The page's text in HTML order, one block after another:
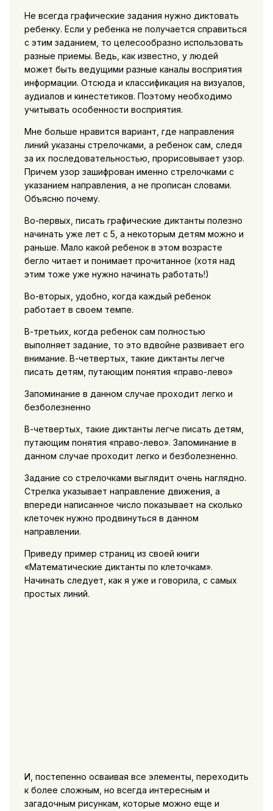
Не всегда графические задания нужно диктовать
ребенку. Если у ребенка не получается справиться
с этим заданием, то целесообразно использовать
разные приемы. Ведь, как известно, у людей
может быть ведущими разные каналы восприятия
информации. Отсюда и классификация на визуалов,
аудиалов и кинестетиков. Поэтому необходимо
учитывать особенности восприятия.
Мне больше нравится вариант, где направления
линий указаны стрелочками, а ребенок сам, следя
за их последовательностью, прорисовывает узор.
Причем узор зашифрован именно стрелочками с
указанием направления, а не прописан словами.
Объясню почему.
Во-первых, писать графические диктанты полезно
начинать уже лет с 5, а некоторым детям можно и
раньше. Мало какой ребенок в этом возрасте
бегло читает и понимает прочитанное (хотя над
этим тоже уже нужно начинать работать!)
Во-вторых, удобно, когда каждый ребенок
работает в своем темпе.
В-третьих, когда ребенок сам полностью
выполняет задание, то это вдвойне развивает его
внимание. В-четвертых, такие диктанты легче
писать детям, путающим понятия «право-лево»
Запоминание в данном случае проходит легко и
безболезненно
В-четвертых, такие диктанты легче писать детям,
путающим понятия «право-лево». Запоминание в
данном случае проходит легко и безболезненно.
Задание со стрелочками выглядит очень наглядно.
Стрелка указывает направление движения, а
впереди написанное число показывает на сколько
клеточек нужно продвинуться в данном
направлении.
Приведу пример страниц из своей книги
«Математические диктанты по клеточкам».
Начинать следует, как я уже и говорила, с самых
простых линий.
И, постепенно осваивая все элементы, переходить
к более сложным, но всегда интересным и
загадочным рисункам, которые можно еще и